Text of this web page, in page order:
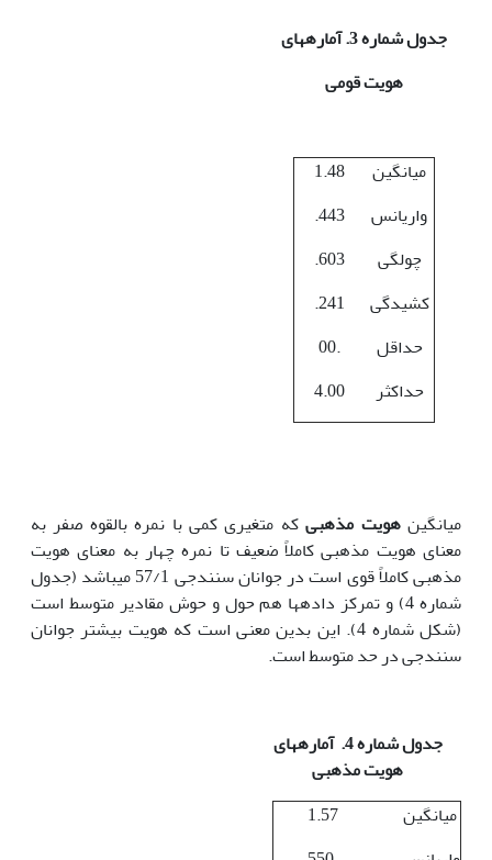
جدول شماره 3. آماره‏های
هویت قومی
میانگین
1.48
واریانس
.443
چولگی
.603
کشیدگی
.241
حداقل
00.
حداکثر
4.00
میانگینهویت مذهبیکه متغیری کمی با نمره بالقوه صفر به
معنای هویت مذهبی کاملاً ضعیف تا نمره چهار به معنای هویت
مذهبی کاملاً قوی است در جوانان سنندجی 57/1 می‏باشد (جدول
شماره 4) و تمرکز داده‏ها هم حول و حوش مقادیر متوسط است
(شکل شماره 4). این بدین معنی است که هویت بیشتر جوانان
سنندجی در حد متوسط است.
جدول شماره 4. آماره‏های
هویت مذهبی
میانگین
1.57